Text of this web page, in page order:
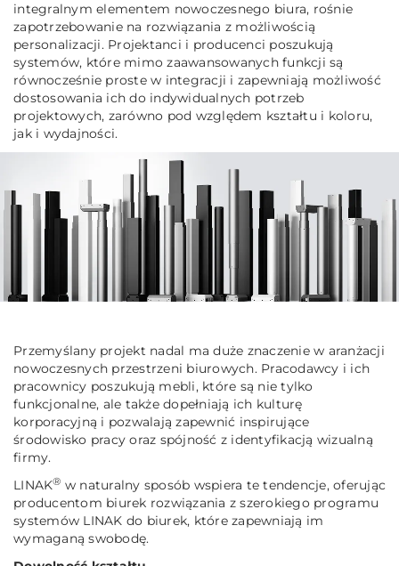
integralnym elementem nowoczesnego biura, rośnie
zapotrzebowanie na rozwiązania z możliwością
personalizacji. Projektanci i producenci poszukują
systemów, które mimo zaawansowanych funkcji są
równocześnie proste w integracji i zapewniają możliwość
dostosowania ich do indywidualnych potrzeb
projektowych, zarówno pod względem kształtu i koloru,
jak i wydajności.
Przemyślany projekt nadal ma duże znaczenie w aranżacji
nowoczesnych przestrzeni biurowych. Pracodawcy i ich
pracownicy poszukują mebli, które są nie tylko
funkcjonalne, ale także dopełniają ich kulturę
korporacyjną i pozwalają zapewnić inspirujące
środowisko pracy oraz spójność z identyfikacją wizualną
firmy.
LINAK® w naturalny sposób wspiera te tendencje, oferując
producentom biurek rozwiązania z szerokiego programu
systemów LINAK do biurek, które zapewniają im
wymaganą swobodę.